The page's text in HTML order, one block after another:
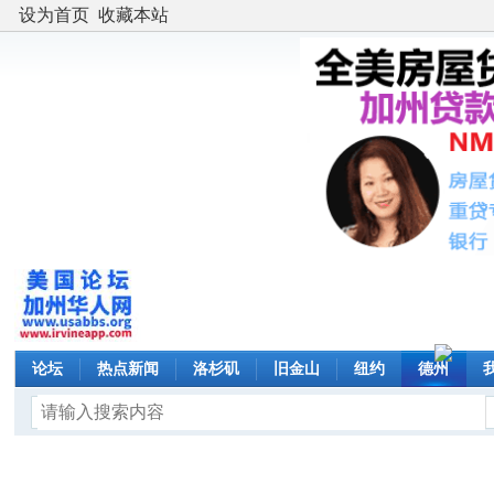
设为首页 收藏本站
论坛 热点新闻 洛杉矶 旧金山 纽约 德州